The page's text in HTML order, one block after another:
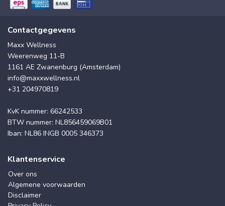
Contactgegevens
Maxx Wellness
Weerenweg 11-B
1161 AE Zwanenburg (Amsterdam)
info@maxxwellness.nl
+31 204970819
KvK nummer: 66242533
BTW nummer: NL856459069B01
Iban: NL86 INGB 0005 346373
Klantenservice
Over ons
Algemene voorwaarden
Disclaimer